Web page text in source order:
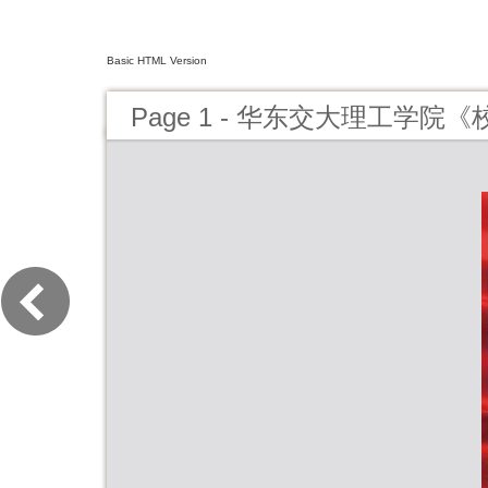
Basic HTML Version
Page 1 - 华东交大理工学院《